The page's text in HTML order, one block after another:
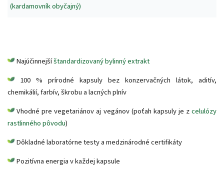
(kardamovník obyčajný)
Najúčinnejšíštandardizovaný bylinný extrakt
100 % prírodné kapsuly bez konzervačných látok, aditív,
chemikálií, farbív, škrobu a lacných plnív
Vhodné pre vegetariánov aj vegánov (poťah kapsuly je zcelulózy
rastlinného pôvodu)
Dôkladné laboratórne testy a medzinárodné certifikáty
Pozitívna energia v každej kapsule